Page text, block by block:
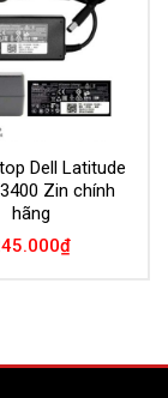
Dell Latitude
Zin chính
hãng
₫